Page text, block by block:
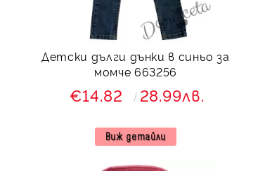
Детски дълги дънки в синьо за
момче 663256
€14.82 28.99лв.
Виж детайли